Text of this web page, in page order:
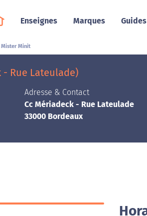
Enseignes Marques
Mister Minit
Rue Lateulade)
Adresse & Contact
Cc Mériadeck - Rue Lateulade
33000 Bordeaux